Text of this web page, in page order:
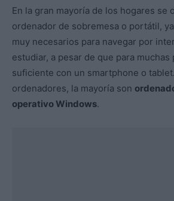
En la gran mayoría de los hogares se
ordenador de sobremesa o portátil,
muy necesarios para navegar por
estudiar, a pesar de que para muchas
suficiente con un smartphone o
ordenadores, la mayoría son
operativo Windows.